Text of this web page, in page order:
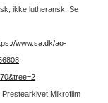
ikke lutheransk. Se
www.sa.dk/ao-
Mikrofilm